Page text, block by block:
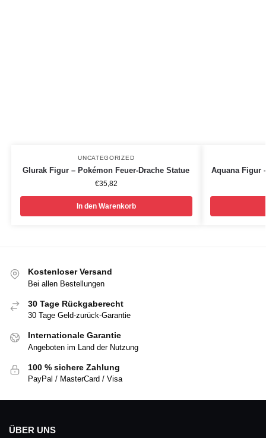
UNCATEGORIZED
Glurak Figur – Pokémon Feuer-Drache Statue
€35,82
In den Warenkorb
Aquana Figur
Kostenloser Versand
Bei allen Bestellungen
30 Tage Rückgaberecht
30 Tage Geld-zurück-Garantie
Internationale Garantie
Angeboten im Land der Nutzung
100 % sichere Zahlung
PayPal / MasterCard / Visa
ÜBER UNS